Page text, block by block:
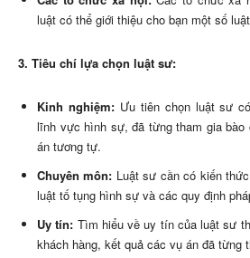
luật có thể giới thiệu cho bạn một số
3. Tiêu chí lựa chọn luật sư:
Kinh nghiệm:Ưu tiên chọn luật sư
lĩnh vực hình sự, đã từng tham gia bào
án tương tự.
Chuyên môn: Luật sư cần có kiến
luật tố tụng hình sự và các quy định
Uy tín: Tìm hiểu về uy tín của luật sư
khách hàng, kết quả các vụ án đã từng